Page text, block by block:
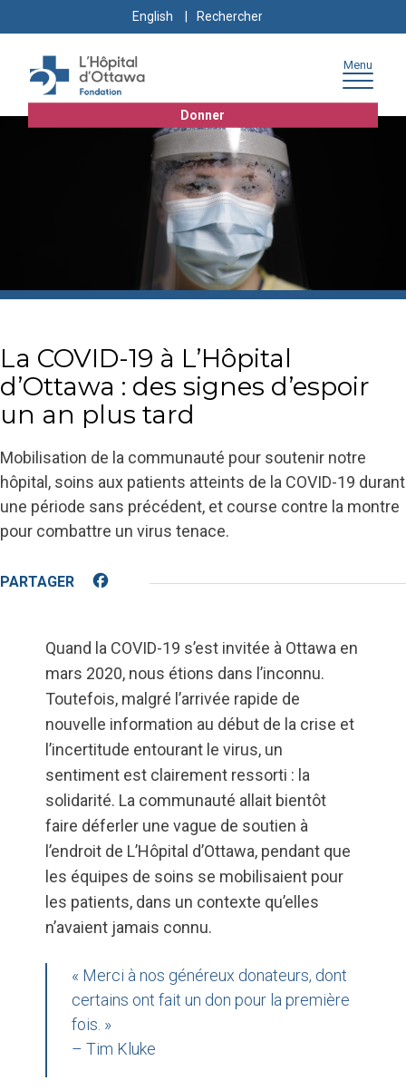
to
content
to
navigation
to
sitemap
English
Search
for:
Donner
Menu
La COVID-19 à L’Hôpital
d’Ottawa : des signes d’espoir
un an plus tard
Mobilisation de la communauté pour soutenir notre
hôpital, soins aux patients atteints de la COVID-19 durant
une période sans précédent, et course contre la montre
pour combattre un virus tenace.
Facebook
Quand la COVID-19 s’est invitée à Ottawa en
mars 2020, nous étions dans l’inconnu.
Toutefois, malgré l’arrivée rapide de
nouvelle information au début de la crise et
l’incertitude entourant le virus, un
sentiment est clairement ressorti : la
solidarité. La communauté allait bientôt
faire déferler une vague de soutien à
l’endroit de L’Hôpital d’Ottawa, pendant que
les équipes de soins se mobilisaient pour
les patients, dans un contexte qu’elles
n’avaient jamais connu.
« Merci à nos généreux donateurs, dont
certains ont fait un don pour la première
fois. »
– Tim Kluke